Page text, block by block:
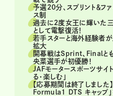
予選20分、スプリント＆フ
ス制
過去に2度女王に輝いた三
として電撃復活！
若手スターと海外経験者が
拡大
開幕戦はSprint、Finalと
央菜選手が初優勝！
JAFモータースポーツサイ
る・楽しむ」
【応募期間は終了しまし
Formula1 DTS キャップ」